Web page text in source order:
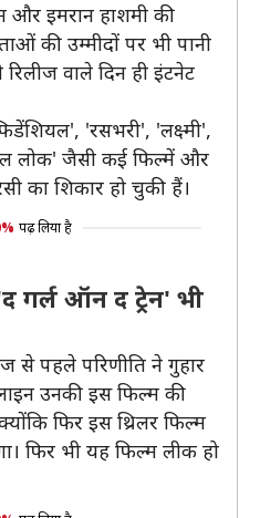
और इमरान हाशमी की
की उम्मीदों पर भी पानी
वाले दिन ही इंटनेट
'रसभरी', 'लक्ष्मी',
लोक' जैसी कई फिल्में और
का शिकार हो चुकी हैं।
पढ़ लिया है
गर्ल ऑन द ट्रेन' भी
से पहले परिणीति ने गुहार
उनकी इस फिल्म की
फिर इस थ्रिलर फिल्म
फिर भी यह फिल्म लीक हो